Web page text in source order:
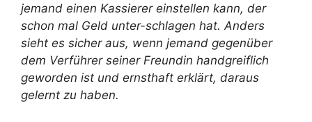
jemand einen Kassierer einstellen kann, der
schon mal Geld unter-schlagen hat. Anders
sieht es sicher aus, wenn jemand gegenüber
dem Verführer seiner Freundin handgreiflich
geworden ist und ernsthaft erklärt, daraus
gelernt zu haben.